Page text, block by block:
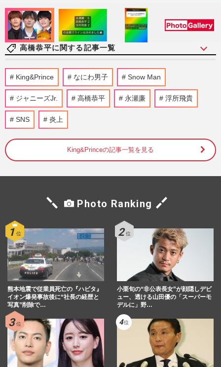
高橋恭平に関する記事一覧
高橋恭平、なにわ男子では「キラキラした
6人の中にひとりだけ、いびつな存在がい
る」自分の立ち位置を語る
週刊女性2025年11月11日・18日号 2025/10/31
今週発売『週刊女性』11/11・18合併号の
表紙と中身はコチラ！
週刊女性本誌からのお知らせ 2025/10/28
28日”公演を徹底リポート!メンバー念願の
フライングパフォーマン…
ジャニーズ時代はありえなかった！他事務
所イケメンと共演NGが解禁で実現した
「令和のイケメンパラダイス」
週刊女性2025年1月1日号
なにわ男子アジアツアー発表でファン激
怒、道枝駿佑以外のメンバー冷遇危惧も運
営側が手本にした“嵐の前例…
週刊女性PRIME
King&Prince なにわ男子 Snow Man
ジャニーズJr. 高橋恭平 永瀬廉 浮所飛貴
SNS 炎上
King&Princeの記事一覧を見る
Photo Ranking
熊本地震で従業員死亡の『ハビタ』
イオン爆発事故後に“社長の経歴と
写真”削除で…
小栗旬の“非公表長女”が顔隠しデビ
ュー、透ける山田優の「スーパーモ
デルに」野…